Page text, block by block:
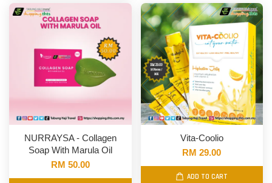
NURRAYSA - Collagen
Soap With Marula Oil
RM 50.00
Vita-Coolio
RM 29.00
ADD TO CART